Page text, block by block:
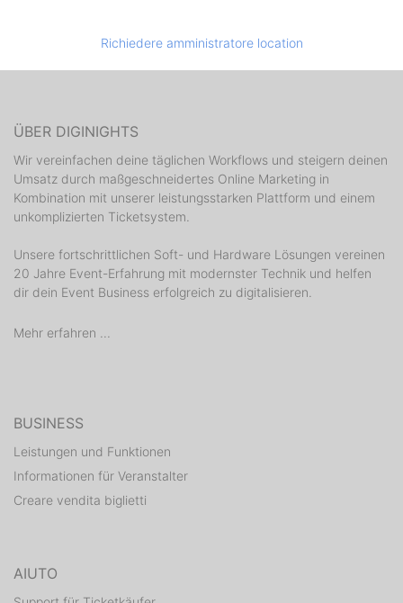
Richiedere amministratore location
ÜBER DIGINIGHTS
Wir vereinfachen deine täglichen Workflows und steigern deinen
Umsatz durch maßgeschneidertes Online Marketing in
Kombination mit unserer leistungsstarken Plattform und einem
unkomplizierten Ticketsystem.
Unsere fortschrittlichen Soft- und Hardware Lösungen vereinen
20 Jahre Event-Erfahrung mit modernster Technik und helfen
dir dein Event Business erfolgreich zu digitalisieren.
Mehr erfahren ...
BUSINESS
Leistungen und Funktionen
Informationen für Veranstalter
Creare vendita biglietti
AIUTO